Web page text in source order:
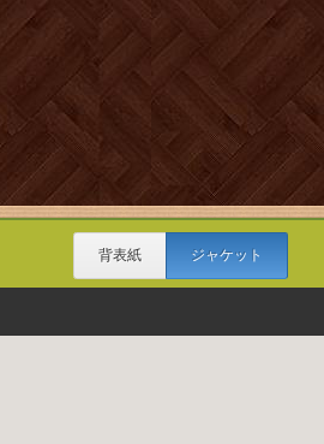
背表紙 ジャケット